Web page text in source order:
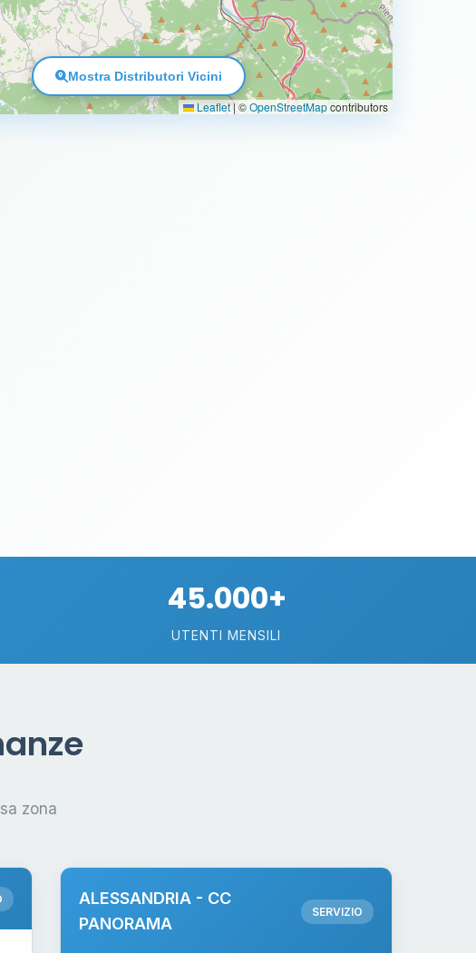
Leaflet| ©OpenStreetMapcontributors
Mostra Distributori Vicini
45.000+
UTENTI MENSILI
zona
ALESSANDRIA - CC
PANORAMA
SERVIZIO